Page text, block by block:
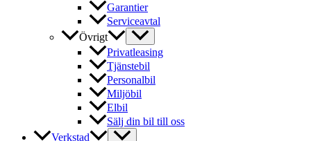
Garantier
Serviceavtal
Övrigt
Privatleasing
Tjänstebil
Personalbil
Miljöbil
Elbil
Sälj din bil till oss
Verkstad